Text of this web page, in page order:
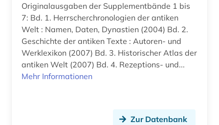
Originalausgaben der Supplementbände 1 bis
7: Bd. 1. Herrscherchronologien der antiken
Welt : Namen, Daten, Dynastien (2004) Bd. 2.
Geschichte der antiken Texte : Autoren- und
Werklexikon (2007) Bd. 3. Historischer Atlas der
antiken Welt (2007) Bd. 4. Rezeptions- und...
Mehr Informationen
Zur Datenbank